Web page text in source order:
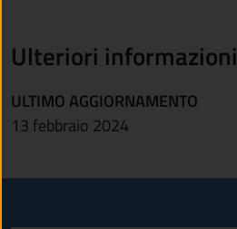
Ulteriori informazioni
ULTIMO AGGIORNAMENTO
13 febbraio 2024